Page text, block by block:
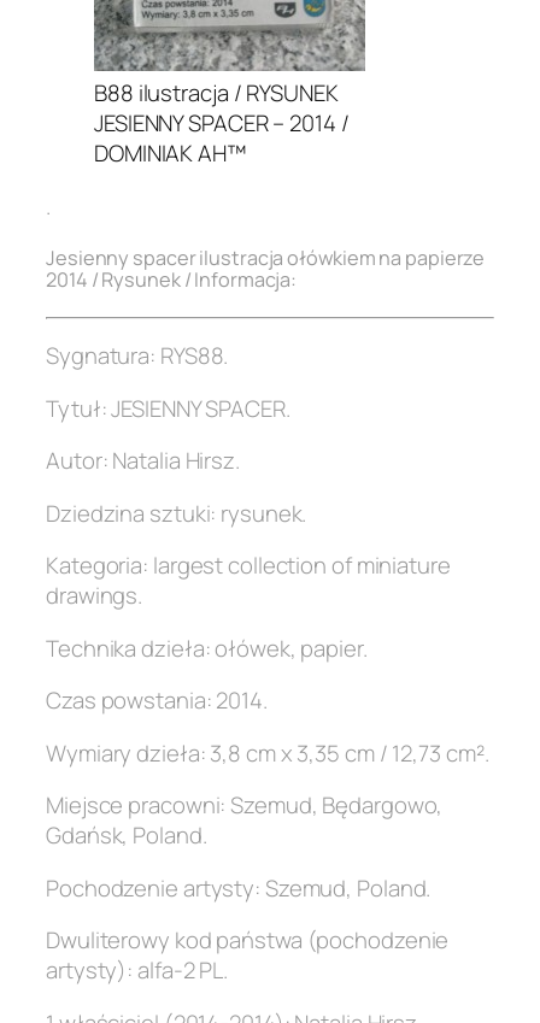
B88 ilustracja / RYSUNEK
JESIENNY SPACER – 2014 /
DOMINIAK AH™
.
Jesienny spacer ilustracja ołówkiem na papierze
2014 / Rysunek / Informacja:
Sygnatura: RYS88.
Tytuł: JESIENNY SPACER.
Autor: Natalia Hirsz.
Dziedzina sztuki: rysunek.
Kategoria: largest collection of miniature
drawings.
Technika dzieła: ołówek, papier.
Czas powstania: 2014.
Wymiary dzieła: 3,8 cm x 3,35 cm / 12,73 cm².
Miejsce pracowni: Szemud, Będargowo,
Gdańsk, Poland.
Pochodzenie artysty: Szemud, Poland.
Dwuliterowy kod państwa (pochodzenie
artysty): alfa-2 PL.